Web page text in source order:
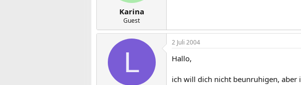
Karina
Guest
L
2 Juli 2004
Hallo,
ich will dich nicht beunruhigen, aber